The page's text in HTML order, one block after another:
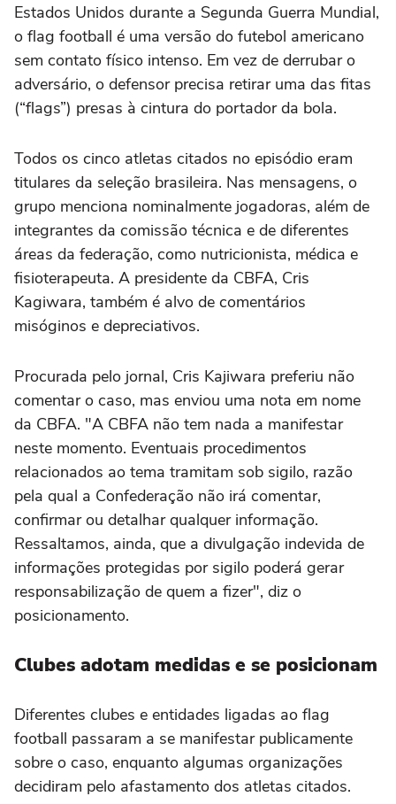
Estados Unidos durante a Segunda Guerra Mundial,
o flag football é uma versão do futebol americano
sem contato físico intenso. Em vez de derrubar o
adversário, o defensor precisa retirar uma das fitas
(“flags”) presas à cintura do portador da bola.
Todos os cinco atletas citados no episódio eram
titulares da seleção brasileira. Nas mensagens, o
grupo menciona nominalmente jogadoras, além de
integrantes da comissão técnica e de diferentes
áreas da federação, como nutricionista, médica e
fisioterapeuta. A presidente da CBFA, Cris
Kagiwara, também é alvo de comentários
misóginos e depreciativos.
Procurada pelo jornal, Cris Kajiwara preferiu não
comentar o caso, mas enviou uma nota em nome
da CBFA. "A CBFA não tem nada a manifestar
neste momento. Eventuais procedimentos
relacionados ao tema tramitam sob sigilo, razão
pela qual a Confederação não irá comentar,
confirmar ou detalhar qualquer informação.
Ressaltamos, ainda, que a divulgação indevida de
informações protegidas por sigilo poderá gerar
responsabilização de quem a fizer", diz o
posicionamento.
Clubes adotam medidas e se posicionam
Diferentes clubes e entidades ligadas ao flag
football passaram a se manifestar publicamente
sobre o caso, enquanto algumas organizações
decidiram pelo afastamento dos atletas citados.